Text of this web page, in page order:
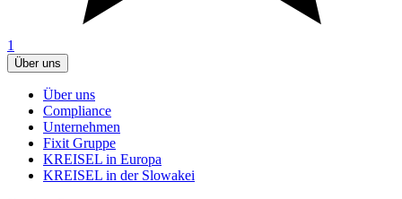
1
Über uns
Über uns
Compliance
Unternehmen
Fixit Gruppe
KREISEL in Europa
KREISEL in der Slowakei